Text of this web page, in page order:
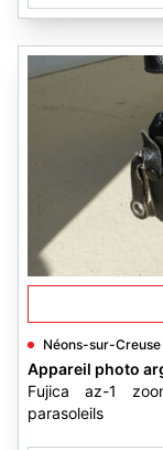
Néons-sur-
Appareil photo
Fujica az-1
parasoleils